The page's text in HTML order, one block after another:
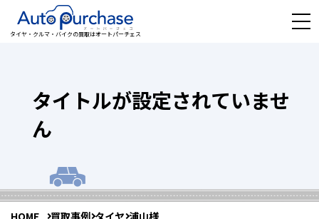
タイヤ・クルマ・バイクの買取はオートパーチェス
タイトルが設定されていませ
ん